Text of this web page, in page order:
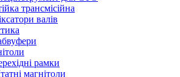
трансмісійна
валів
рамки
магнітоли